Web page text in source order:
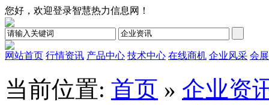
您好，欢迎登录智慧热力信息网！
网站首页 行情资讯 产品中心 技术中心 在线商机 企业风采 会
当前位置: 首页 » 企业资